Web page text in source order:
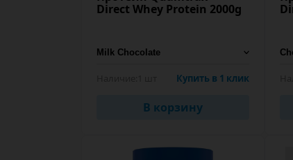
Direct Whey Protein 2000g
Купить в 1 клик
В корзину